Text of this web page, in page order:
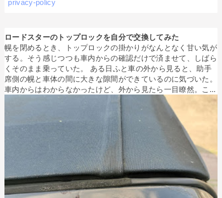
privacy-policy
ロードスターのトップロックを自分で交換してみた
幌を閉めるとき、トップロックの掛かりがなんとなく甘い気が
する。そう感じつつも車内からの確認だけで済ませて、しばら
くそのまま乗っていた。 ある日ふと車の外から見ると、助手
席側の幌と車体の間に大きな隙間ができているのに気づいた。
車内からはわからなかったけど、外から見たら一目瞭然。こ...